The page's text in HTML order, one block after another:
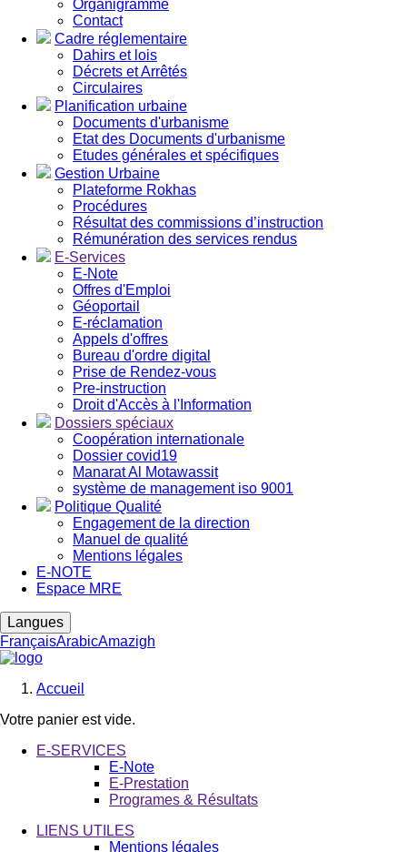
Organigramme
Contact
Cadre réglementaire
Dahirs et lois
Décrets et Arrêtés
Circulaires
Planification urbaine
Documents d'urbanisme
Etat des Documents d'urbanisme
Etudes générales et spécifiques
Gestion Urbaine
Plateforme Rokhas
Procédures
Résultat des commissions d’instruction
Rémunération des services rendus
E-Services
E-Note
Offres d'Emploi
Géoportail
E-réclamation
Appels d'offres
Bureau d'ordre digital
Prise de Rendez-vous
Pre-instruction
Droit d'Accès à l'Information
Dossiers spéciaux
Coopération internationale
Dossier covid19
Manarat Al Motawassit
système de management iso 9001
Politique Qualité
Engagement de la direction
Manuel de qualité
Mentions légales
E-NOTE
Espace MRE
Langues
FrançaisArabicAmazigh
Fil
Accueil
Votre panier est vide.
E-SERVICES
E-Note
E-Prestation
Programes & Résultats
LIENS UTILES
Mentions légales